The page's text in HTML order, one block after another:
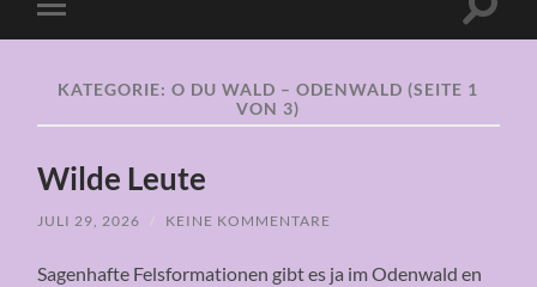
Mobile-
Menü
KATEGORIE:O DU WALD – ODENWALD (SEITE 1
VON 3)
Wilde Leute
JULI 29, 2026 / KEINE KOMMENTARE
Sagenhafte Felsformationen gibt es ja im Odenwald en